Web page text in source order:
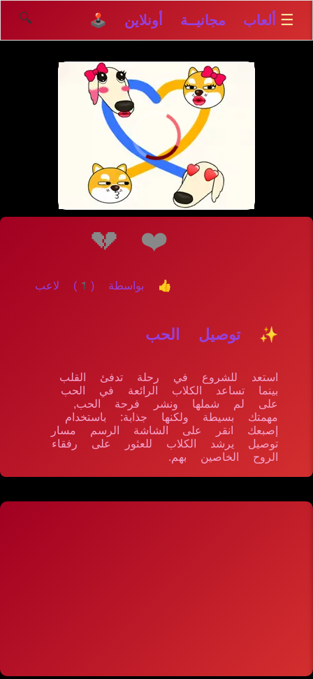
☰ ألعاب مجانيــة أونلاين 🕹️ 🔍
إلعــــب
❤️
💔
👍 بواسطة (1) لاعب
✨ توصيل الحب
استعد للشروع في رحلة تدفئ القلب
بينما تساعد الكلاب الرائعة في الحب
على لم شملها ونشر فرحة الحب,
مهمتك بسيطة ولكنها جذابة: باستخدام
إصبعك انقر على الشاشة الرسم مسار
توصيل يرشد الكلاب للعثور على رفقاء
الروح الخاصين بهم.